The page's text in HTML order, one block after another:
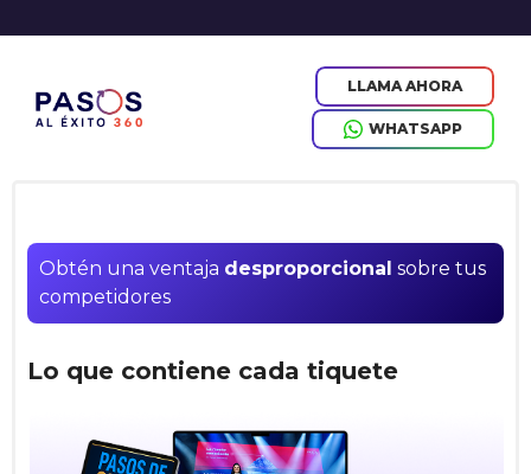
LLAMA AHORA
WHATSAPP
Obtén una ventaja desproporcional sobre tus
competidores
Lo que contiene cada tiquete